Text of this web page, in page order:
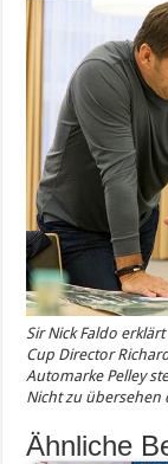
Sir Nick Faldo
Cup Director
Automarke Pelley
Nicht zu übersehen
Ähnliche